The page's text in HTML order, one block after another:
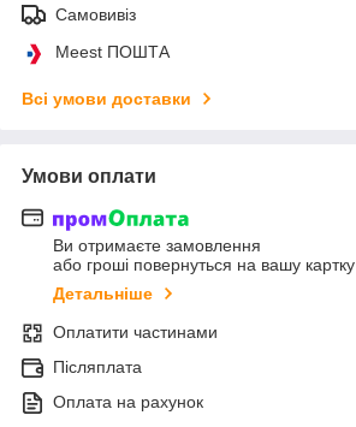
Самовивіз
Meest ПОШТА
Всі умови доставки
Умови оплати
Ви отримаєте замовлення
або гроші повернуться на вашу картку
Детальніше
Оплатити частинами
Післяплата
Оплата на рахунок